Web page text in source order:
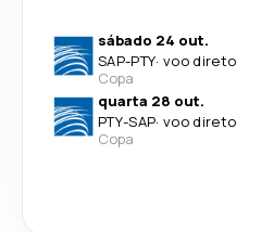
sábado 24 out.
SAP-PTY· voo direto
Copa
quarta 28 out.
PTY-SAP· voo direto
Copa